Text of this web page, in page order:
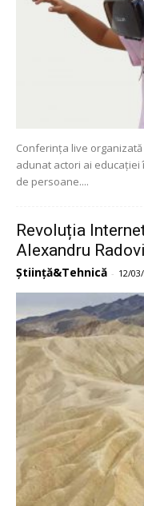
Conferința live
adunat actori ai
de persoane....
Revoluția
Alexandru
Știință&Tehnică - 12/